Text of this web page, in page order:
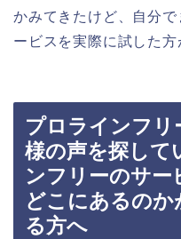
かみてきたけど、自分
ービスを実際に試した方
プロラインフ
様の声を探して
ンフリーのサー
どこにあるの
る方へ